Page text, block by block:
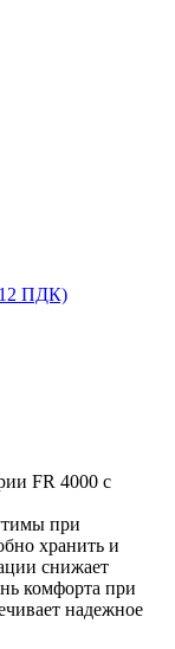
12 ПДК)
FR 4000 с
при
хранить и
снижает
комфорта при
надежное